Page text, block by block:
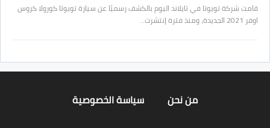
قامت شركة تويوتا في تايلاند اليوم بالكشف رسميًا عن سيارة تويوتا كورولا كروس
اوفر 2021 الجديدة، ومنذ فترة إنتشرت…
من نحن سياسة الخصوصية